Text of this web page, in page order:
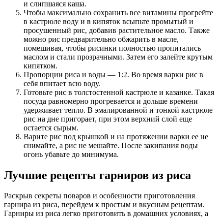
и слипшаяся каша.
Чтобы максимально сохранить все витамины прогрейте
в кастрюле воду и в кипяток всыпьте промытый и
просушенный рис, добавив растительное масло. Также
можно рис предварительно обжарить в масле,
помешивая, чтобы рисинки полностью пропитались
маслом и стали прозрачными. Затем его залейте крутым
кипятком.
Пропорции риса и воды — 1:2. Во время варки рис в
себя впитает всю воду.
Готовьте рис в толстостенной кастрюле и казанке. Такая
посуда равномерно прогревается и дольше времени
удерживает тепло. В эмалированной и тонкой кастрюле
рис на дне пригорает, при этом верхний слой еще
остается сырым.
Варите рис под крышкой и на протяжении варки ее не
снимайте, а рис не мешайте. После закипания воды
огонь убавьте до минимума.
Лучшие рецепты гарниров из риса
Раскрыв секреты поваров и особенности приготовления
гарнира из риса, перейдем к простым и вкусным рецептам.
Гарниры из риса легко приготовить в домашних условиях, а